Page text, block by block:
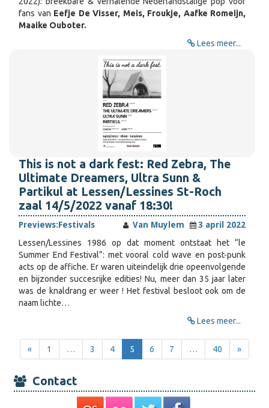
fans van Eefje De Visser, Meis, Froukje, Aafke Romeijn,
Maaike Ouboter.
Lees meer...
This is not a dark fest: Red Zebra, The
Ultimate Dreamers, Ultra Sunn &
Partikul at Lessen/Lessines St-Roch
zaal 14/5/2022 vanaf 18:30!
Previews:Festivals Van Muylem
3 april 2022
Lessen/Lessines 1986 op dat moment ontstaat het “le
Summer End Festival”: met vooral cold wave en post-punk
acts op de affiche. Er waren uiteindelijk drie opeenvolgende
en bijzonder succesrijke edities! Nu, meer dan 35 jaar later
was de knaldrang er weer ! Het festival besloot ook om de
naam lichte…
Lees meer...
« 1 … 3 4 5 6 7 … 40 »
Contact